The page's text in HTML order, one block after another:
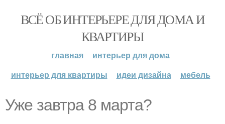
ВСЁ ОБ ИНТЕРЬЕРЕ ДЛЯ ДОМА И
КВАРТИРЫ
главная
интерьер для дома
интерьер для квартиры
идеи дизайна мебель
Уже завтра 8 марта?